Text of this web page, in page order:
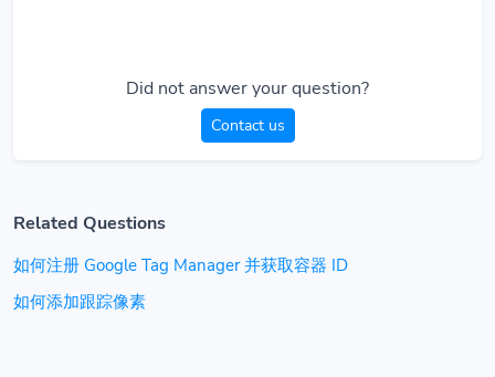
Did not answer your question?
Contact us
Related Questions
如何注册 Google Tag Manager 并获取容器 ID
如何添加跟踪像素